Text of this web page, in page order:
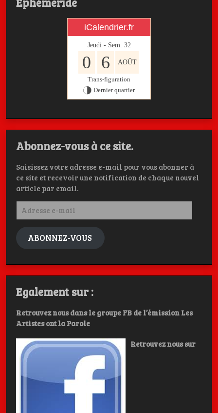
iCalendrier.fr
Jeudi - Sem. 32
0 6 AOÛT
Trans-figuration
Dernier quartier
Abonnez-vous à ce site.
Saisissez votre adresse e-mail pour vous abonner à
ce site et recevoir une notification de chaque nouvel
article par email.
Adresse
mail
ABONNEZ-VOUS
Egalement sur :
Retrouvez nous dans le groupe FB de l’émission Les
Artistes ont la Parole
Retrouvez nous sur